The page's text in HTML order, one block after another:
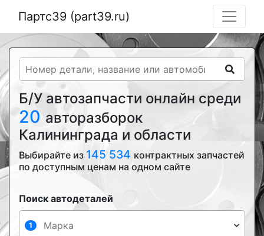
Партс39 (part39.ru)
Б/У автозапчасти онлайн среди
20 авторазборок
Калининграда и области
Выбирайте из 145 534 контрактных запчастей
по доступным ценам на одном сайте
Поиск автодеталей
1